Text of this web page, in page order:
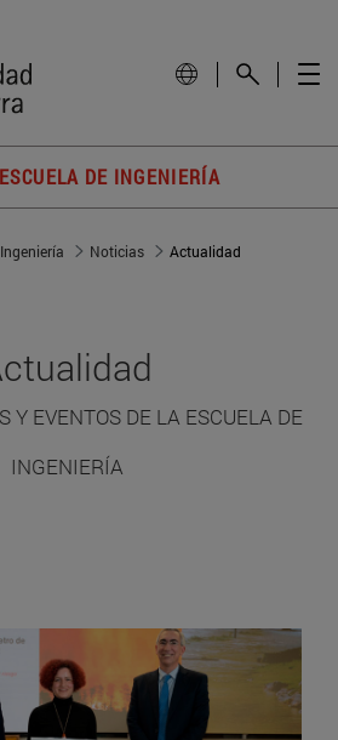
DE INGENIERÍA
Noticias Actualidad
Y EVENTOS DE LA ESCUELA DE
INGENIERÍA